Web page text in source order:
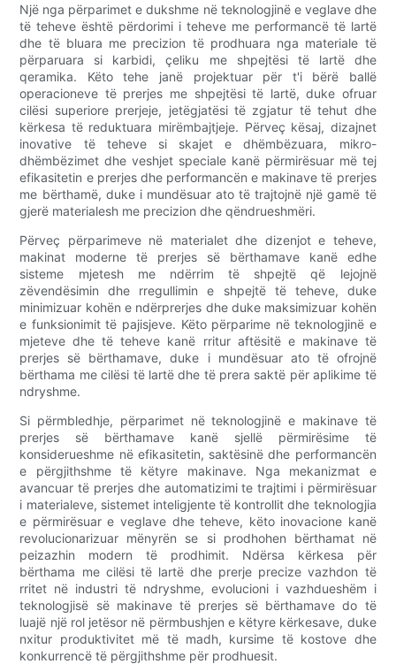
Një nga përparimet e dukshme në teknologjinë e veglave dhe
të teheve është përdorimi i teheve me performancë të lartë
dhe të bluara me precizion të prodhuara nga materiale të
përparuara si karbidi, çeliku me shpejtësi të lartë dhe
qeramika. Këto tehe janë projektuar për t'i bërë ballë
operacioneve të prerjes me shpejtësi të lartë, duke ofruar
cilësi superiore prerjeje, jetëgjatësi të zgjatur të tehut dhe
kërkesa të reduktuara mirëmbajtjeje. Përveç kësaj, dizajnet
inovative të teheve si skajet e dhëmbëzuara, mikro-
dhëmbëzimet dhe veshjet speciale kanë përmirësuar më tej
efikasitetin e prerjes dhe performancën e makinave të prerjes
me bërthamë, duke i mundësuar ato të trajtojnë një gamë të
gjerë materialesh me precizion dhe qëndrueshmëri.
Përveç përparimeve në materialet dhe dizenjot e teheve,
makinat moderne të prerjes së bërthamave kanë edhe
sisteme mjetesh me ndërrim të shpejtë që lejojnë
zëvendësimin dhe rregullimin e shpejtë të teheve, duke
minimizuar kohën e ndërprerjes dhe duke maksimizuar kohën
e funksionimit të pajisjeve. Këto përparime në teknologjinë e
mjeteve dhe të teheve kanë rritur aftësitë e makinave të
prerjes së bërthamave, duke i mundësuar ato të ofrojnë
bërthama me cilësi të lartë dhe të prera saktë për aplikime të
ndryshme.
Si përmbledhje, përparimet në teknologjinë e makinave të
prerjes së bërthamave kanë sjellë përmirësime të
konsiderueshme në efikasitetin, saktësinë dhe performancën
e përgjithshme të këtyre makinave. Nga mekanizmat e
avancuar të prerjes dhe automatizimi te trajtimi i përmirësuar
i materialeve, sistemet inteligjente të kontrollit dhe teknologjia
e përmirësuar e veglave dhe teheve, këto inovacione kanë
revolucionarizuar mënyrën se si prodhohen bërthamat në
peizazhin modern të prodhimit. Ndërsa kërkesa për
bërthama me cilësi të lartë dhe prerje precize vazhdon të
rritet në industri të ndryshme, evolucioni i vazhdueshëm i
teknologjisë së makinave të prerjes së bërthamave do të
luajë një rol jetësor në përmbushjen e këtyre kërkesave, duke
nxitur produktivitet më të madh, kursime të kostove dhe
konkurrencë të përgjithshme për prodhuesit.